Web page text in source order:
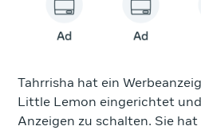
Tahrrisha hat ein
Little Lemon eingerichtet
Anzeigen zu schalten. Sie